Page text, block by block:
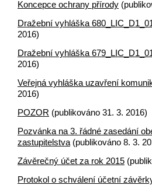
Koncepce ochrany přírody
Dražební vyhláška
2016)
Dražební vyhláška
2016)
Veřejná vyhláška uzavření
2016)
POZOR (publikováno 31. 3. 2016)
Pozvánka na 3. řádné zasedání
zastupitelstva (publikováno 8. 3.
Závěrečný účet za rok 2015
Protokol o schválení účetní